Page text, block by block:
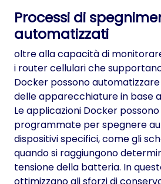
Processi di
automatizzati
oltre alla capacità di
i router cellulari che
Docker possono
delle apparecchiature in base
Le applicazioni Docker
programmate per spegnere
dispositivi specifici, come gli
quando si raggiungono
tensione della batteria. In